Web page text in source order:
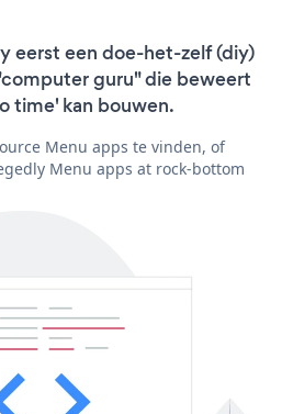
eerst een doe-het-zelf (diy)
guru" die beweert
time' kan bouwen.
Menu apps te vinden, of
Menu apps at rock-bottom